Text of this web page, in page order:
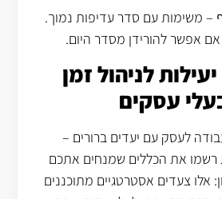
– משימות עם סדר עדיפות נמוך.
אפשר להורידן מסדר היום.
לניהול זמן
עסקים
לעסק עם יעדים ברורים –
רשמו את הכללים שמנחים אתכם
אלו צעדים אסטרטגיים מתוכננים